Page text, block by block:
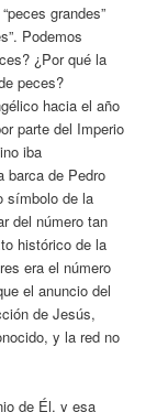
grandes”
Podemos
¿Por qué la
peces?
hacia el año
parte del Imperio
iba
barca de Pedro
símbolo de la
del número tan
histórico de la
era el número
el anuncio del
de Jesús,
y la red no
de Él, y esa